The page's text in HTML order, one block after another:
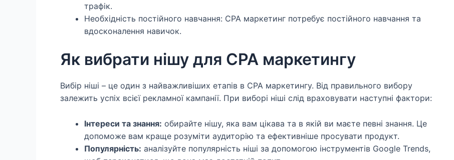
трафік.
Необхідність постійного навчання: CPA маркетинг потребує постійного навчання та
вдосконалення навичок.
Як вибрати нішу для CPA маркетингу
Вибір ніші – це один з найважливіших етапів в CPA маркетингу. Від правильного вибору
залежить успіх всієї рекламної кампанії. При виборі ніші слід враховувати наступні фактори:
Інтереси та знання: обирайте нішу, яка вам цікава та в якій ви маєте певні знання. Це
допоможе вам краще розуміти аудиторію та ефективніше просувати продукт.
Популярність: аналізуйте популярність ніші за допомогою інструментів Google Trends,